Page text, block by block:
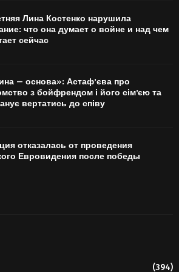
Лина Костенко нарушила
что она думает о войне и над чем
сейчас
— основа»: Астаф’єва про
з бойфрендом і його сімʼєю та
вертатись до співу
отказалась от проведения
Евровидения после победы
(394)